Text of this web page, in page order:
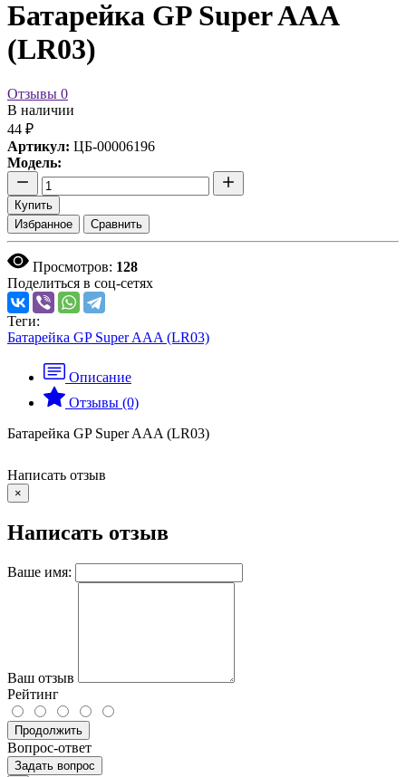
Батарейка GP Super AAA
(LR03)
Отзывы 0
В наличии
44 ₽
Артикул: ЦБ-00006196
Модель:
Купить
Избранное
Сравнить
Просмотров: 128
Поделиться в соц-сетях
Теги:
Батарейка GP Super AAA (LR03)
Описание
Отзывы (0)
Батарейка GP Super AAA (LR03)
Написать отзыв
×
Написать отзыв
Ваше имя:
Ваш отзыв
Рейтинг
Продолжить
Вопрос-ответ
Задать вопрос